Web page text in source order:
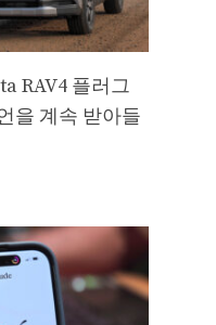
RAV4 플러그
을 계속 받아들